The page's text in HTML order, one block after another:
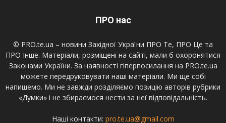
ПРО нас
© PRO.te.ua – новини Західної України ПРО Те, ПРО Це та
ПРО Інше. Матеріали, розміщені на сайті, мали б охоронятися
Законами України. За наявності гіперпосилання на PRO.te.ua
можете передруковувати наші матеріали. Ми ще собі
напишемо. Ми не завжди розділяємо позицію авторів рубрики
«Думки» і не збираємося нести за неї відповідальність.
Наші контакти: pro.te.ua@gmail.com